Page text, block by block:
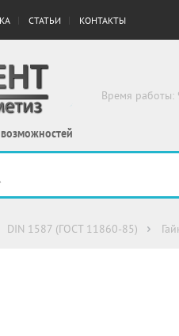
СТАТЬИ КОНТАКТЫ
Время работы:
DIN 1587 (ГОСТ 11860-85)